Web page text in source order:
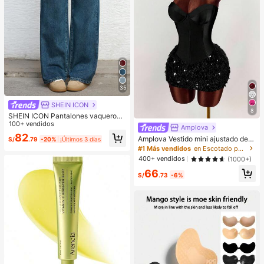
35
SHEIN ICON
SHEIN ICON Pantalones vaqueros
de pierna ancha de unicolor, de bol
sillo, informales y versátiles
100+ vendidos
S/82.79 -20% ¡Últimos 3 días
8
Amplova
Amplova Vestido mini ajustado de
mujer con parches de unicolor, dobl
adillo de piel sintética y estilo de m
oda
#1 Más vendidos
en Escotado por detrás Mini vestidos de mujer
400+ vendidos
(1000+)
S/66.73 -6%